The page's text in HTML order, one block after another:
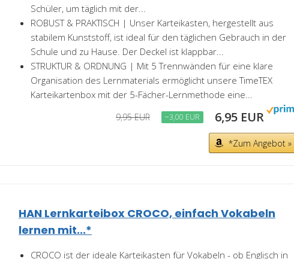
Schüler, um täglich mit der...
ROBUST & PRAKTISCH | Unser Karteikasten, hergestellt aus
stabilem Kunststoff, ist ideal für den täglichen Gebrauch in der
Schule und zu Hause. Der Deckel ist klappbar...
STRUKTUR & ORDNUNG | Mit 5 Trennwänden für eine klare
Organisation des Lernmaterials ermöglicht unsere TimeTEX
Karteikartenbox mit der 5-Fächer-Lernmethode eine...
9,95 EUR −3,00 EUR 6,95 EUR
*Zum Angebot »
HAN Lernkarteibox CROCO, einfach Vokabeln
lernen mit...*
CROCO ist der ideale Karteikasten für Vokabeln - ob Englisch in